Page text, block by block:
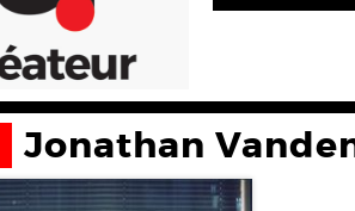
Jonathan